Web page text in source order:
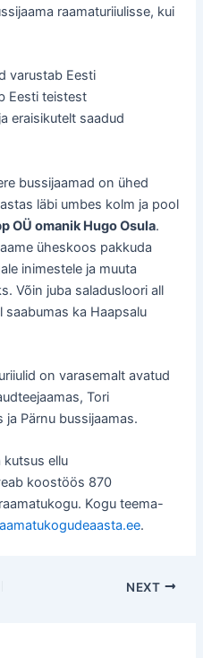
raamaturiiulisse, kui
varustab Eesti
Eesti teistest
eraisikutelt saadud
bussijaamad on ühed
läbi umbes kolm ja pool
OÜ omanik Hugo Osula.
üheskoos pakkuda
inimestele ja muuta
Võin juba saladusloori all
saabumas ka Haapsalu
on varasemalt avatud
Tori
ja Pärnu bussijaamas.
kutsus ellu
koostöös 870
Kogu teema-
.
NEXT